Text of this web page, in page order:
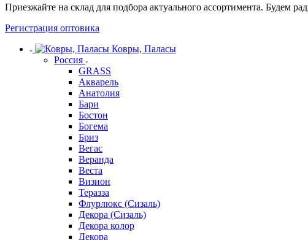
Приезжайте на склад для подбора актуального ассортимента.
Регистрация оптовика
Ковры, Паласы
Россия
GRASS
Акварель
Анатолия
Бари
Бостон
Богема
Бриз
Вегас
Веранда
Веста
Визион
Теразза
Флурлюкс (Сизаль)
Декора (Сизаль)
Декора колор
Декора